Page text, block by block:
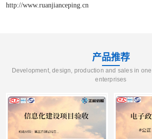
http://www.ruanjianceping.cn
产品推荐
Development, design, production and sales in
enterprises